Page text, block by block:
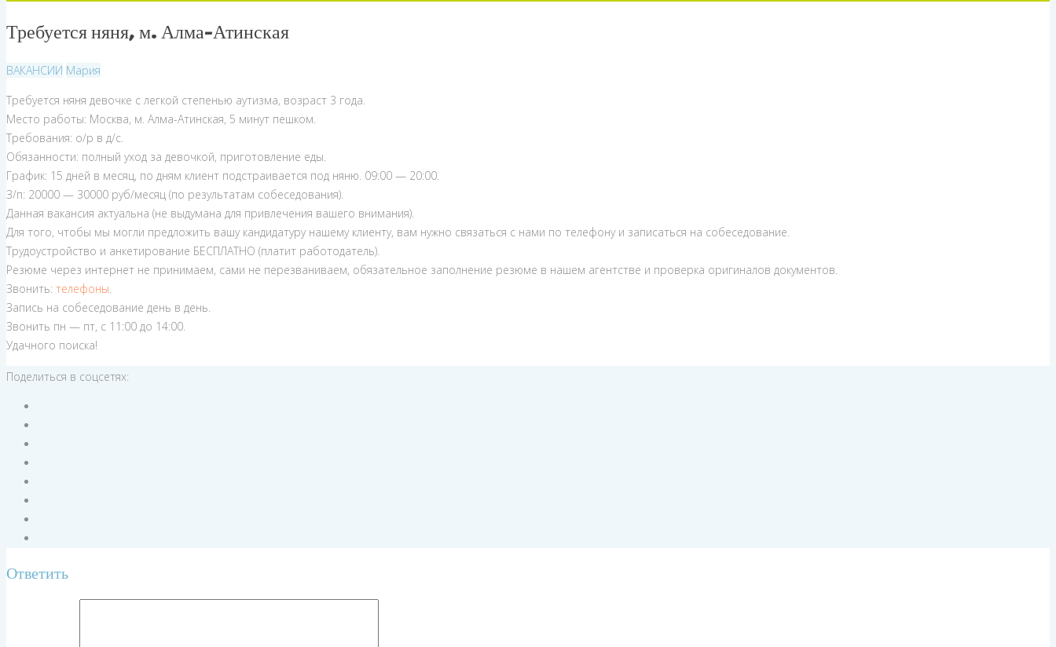
Требуется няня, м. Алма-Атинская
ВАКАНСИИ Мария
Требуется няня девочке с легкой степенью аутизма, возраст 3 года.
Место работы: Москва, м. Алма-Атинская, 5 минут пешком.
Требования: о/р в д/с.
Обязанности: полный уход за девочкой, приготовление еды.
График: 15 дней в месяц, по дням клиент подстраивается под няню. 09:00 — 20:00.
З/п: 20000 — 30000 руб/месяц (по результатам собеседования).
Данная вакансия актуальна (не выдумана для привлечения вашего внимания).
Для того, чтобы мы могли предложить вашу кандидатуру нашему клиенту, вам нужно связаться с нами по телефону и записаться на собеседование.
Трудоустройство и анкетирование БЕСПЛАТНО (платит работодатель).
Резюме через интернет не принимаем, сами не перезваниваем, обязательное заполнение резюме в нашем агентстве и проверка оригиналов документов.
Звонить: телефоны.
Запись на собеседование день в день.
Звонить пн — пт, с 11:00 до 14:00.
Удачного поиска!
Поделиться в соцсетях:
Ответить